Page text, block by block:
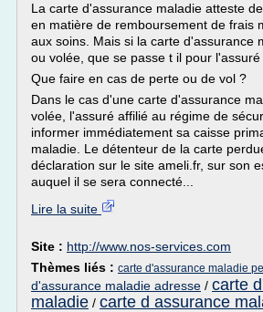
La carte d'assurance maladie atteste
en matière de remboursement de frais
aux soins. Mais si la carte d'assurance
ou volée, que se passe t il pour l'assuré
Que faire en cas de perte ou de vol ?
Dans le cas d'une carte d'assurance
volée, l'assuré affilié au régime de
informer immédiatement sa caisse
maladie. Le détenteur de la carte
déclaration sur le site ameli.fr, sur son
auquel il se sera connecté...
Lire la suite
Site : http://www.nos-services.com
Thèmes liés : carte d'assurance maladie
d'assurance maladie adresse / carte
maladie / carte d assurance